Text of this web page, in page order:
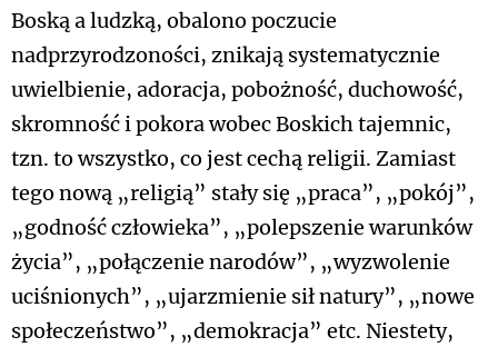
Boską a ludzką, obalono poczucie
nadprzyrodzoności, znikają systematycznie
uwielbienie, adoracja, pobożność, duchowość,
skromność i pokora wobec Boskich tajemnic,
tzn. to wszystko, co jest cechą religii. Zamiast
tego nową „religią” stały się „praca”, „pokój”,
„godność człowieka”, „polepszenie warunków
życia”, „połączenie narodów”, „wyzwolenie
uciśnionych”, „ujarzmienie sił natury”, „nowe
społeczeństwo”, „demokracja” etc. Niestety,